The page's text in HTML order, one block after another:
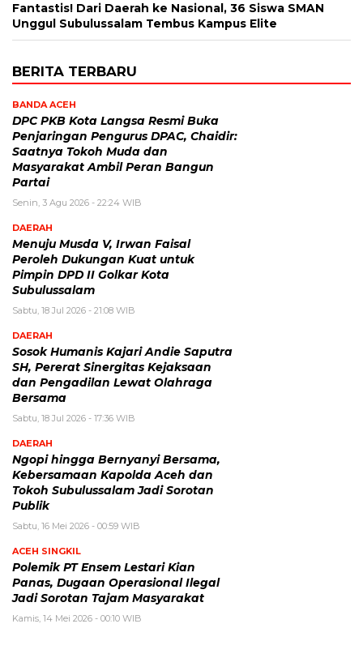
Fantastis! Dari Daerah ke Nasional, 36 Siswa SMAN
Unggul Subulussalam Tembus Kampus Elite
BERITA TERBARU
BANDA ACEH
DPC PKB Kota Langsa Resmi Buka
Penjaringan Pengurus DPAC, Chaidir:
Saatnya Tokoh Muda dan
Masyarakat Ambil Peran Bangun
Partai
Senin, 3 Agu 2026 - 22:24 WIB
DAERAH
Menuju Musda V, Irwan Faisal
Peroleh Dukungan Kuat untuk
Pimpin DPD II Golkar Kota
Subulussalam
Sabtu, 18 Jul 2026 - 21:08 WIB
DAERAH
Sosok Humanis Kajari Andie Saputra
SH, Pererat Sinergitas Kejaksaan
dan Pengadilan Lewat Olahraga
Bersama
Sabtu, 18 Jul 2026 - 17:36 WIB
DAERAH
Ngopi hingga Bernyanyi Bersama,
Kebersamaan Kapolda Aceh dan
Tokoh Subulussalam Jadi Sorotan
Publik
Sabtu, 16 Mei 2026 - 00:59 WIB
ACEH SINGKIL
Polemik PT Ensem Lestari Kian
Panas, Dugaan Operasional Ilegal
Jadi Sorotan Tajam Masyarakat
Kamis, 14 Mei 2026 - 00:10 WIB